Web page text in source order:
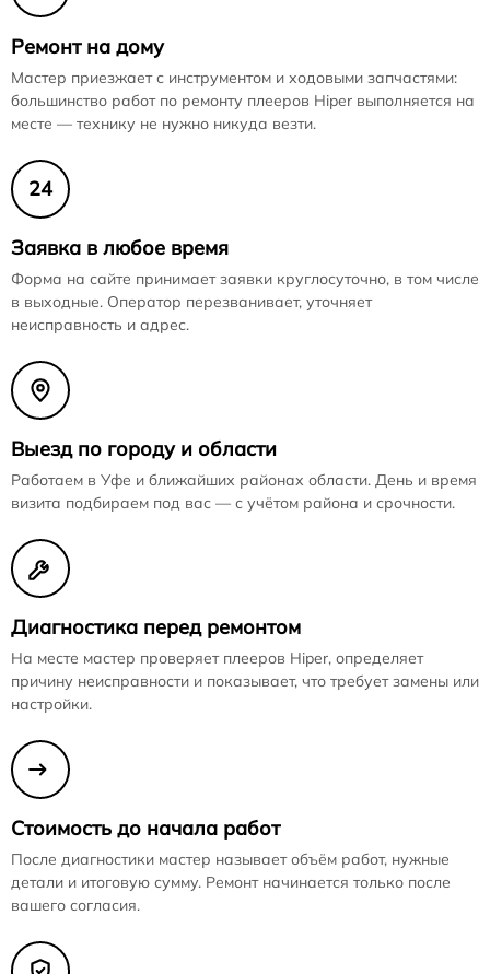
Ремонт на дому
Мастер приезжает с инструментом и ходовыми запчастями:
большинство работ по ремонту плееров Hiper выполняется на
месте — технику не нужно никуда везти.
24
Заявка в любое время
Форма на сайте принимает заявки круглосуточно, в том числе
в выходные. Оператор перезванивает, уточняет
неисправность и адрес.
Выезд по городу и области
Работаем в Уфе и ближайших районах области. День и время
визита подбираем под вас — с учётом района и срочности.
Диагностика перед ремонтом
На месте мастер проверяет плееров Hiper, определяет
причину неисправности и показывает, что требует замены или
настройки.
Стоимость до начала работ
После диагностики мастер называет объём работ, нужные
детали и итоговую сумму. Ремонт начинается только после
вашего согласия.